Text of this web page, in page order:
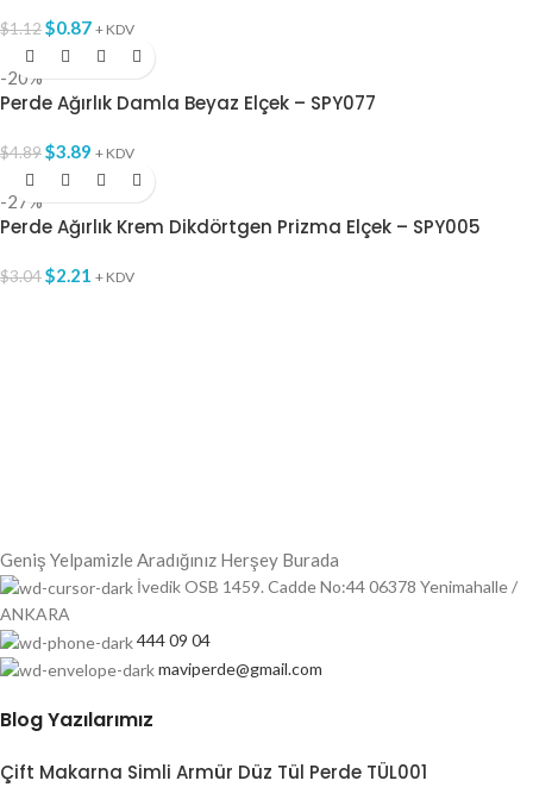
$1.12$0.87 + KDV
-20%
Perde Ağırlık Damla Beyaz Elçek – SPY077
$4.89$3.89 + KDV
-27%
Perde Ağırlık Krem Dikdörtgen Prizma Elçek – SPY005
$3.04$2.21 + KDV
Geniş Yelpamizle Aradığınız Herşey Burada
İvedik OSB 1459. Cadde No:44 06378 Yenimahalle /
ANKARA
444 09 04
maviperde@gmail.com
Blog Yazılarımız
Çift Makarna Simli Armür Düz Tül Perde TÜL001